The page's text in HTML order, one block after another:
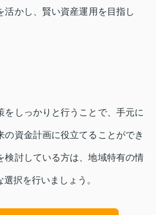
活かし、賢い資産運用を目指し
をしっかりと行うことで、手元に
の資金計画に役立てることができ
検討している方は、地域特有の情
択を行いましょう。